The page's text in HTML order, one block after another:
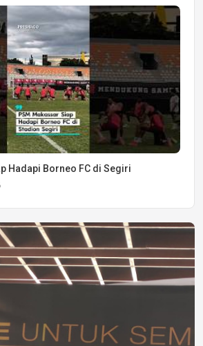
Hadapi Borneo FC di Segiri